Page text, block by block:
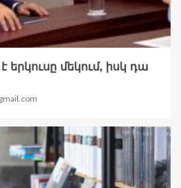
երկուսը մեկում, իսկ դա